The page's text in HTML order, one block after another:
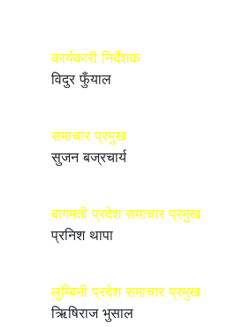
कार्यकारी निर्देशक
विदुर फुँयाल
समाचार प्रमुख
सुजन बज्रचार्य
बागमती प्रदेश समाचार प्रमुख
प्रनिश थापा
लुम्बिनी प्रदेश समाचार प्रमुख
ऋिषिराज भुसाल